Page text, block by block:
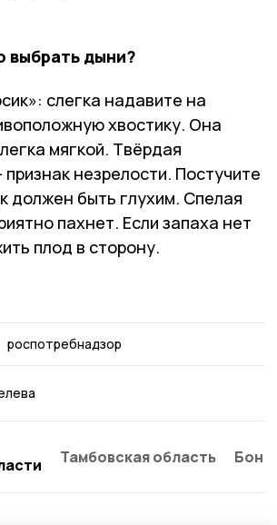
выбрать дыни?
слегка надавите на
хвостику. Она
мягкой. Твёрдая
незрелости. Постучите
должен быть глухим. Спелая
пахнет. Если запаха нет
плод в сторону.
роспотребнадзор
Тамбовская область